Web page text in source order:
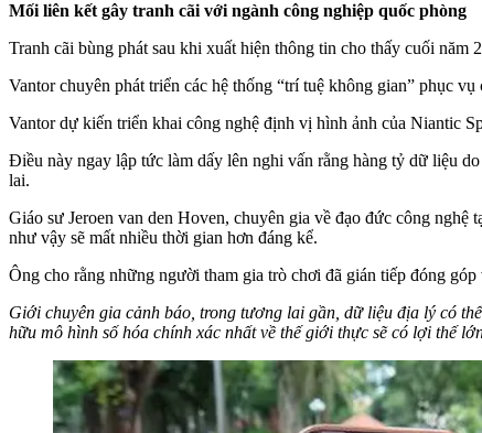
Mối liên kết gây tranh cãi với ngành công nghiệp quốc phòng
Tranh cãi bùng phát sau khi xuất hiện thông tin cho thấy cuối
Vantor chuyên phát triển các hệ thống “trí tuệ không gian” phục
Vantor dự kiến triển khai công nghệ định vị hình ảnh của Niantic
Điều này ngay lập tức làm dấy lên nghi vấn rằng hàng tỷ dữ liệu
lai.
Giáo sư Jeroen van den Hoven, chuyên gia về đạo đức công
như vậy sẽ mất nhiều thời gian hơn đáng kể.
Ông cho rằng những người tham gia trò chơi đã gián tiếp đóng
Giới chuyên gia cảnh báo, trong tương lai gần, dữ liệu địa lý có
hữu mô hình số hóa chính xác nhất về thế giới thực sẽ có lợi thế